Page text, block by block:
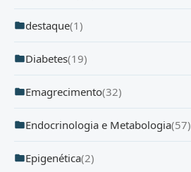
destaque(1)
Diabetes(19)
Emagrecimento(32)
Endocrinologia e Metabologia(57)
Epigenética(2)